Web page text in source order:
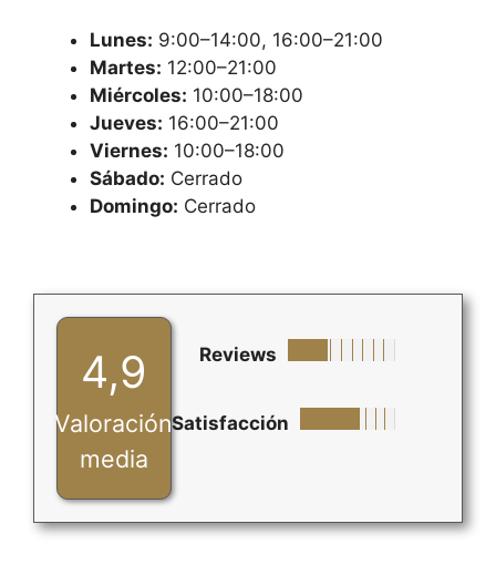
Lunes: 9:00–14:00, 16:00–21:00
Martes: 12:00–21:00
Miércoles: 10:00–18:00
Jueves: 16:00–21:00
Viernes: 10:00–18:00
Sábado: Cerrado
Domingo: Cerrado
4,9
Valoración
media
Reviews
Satisfacción